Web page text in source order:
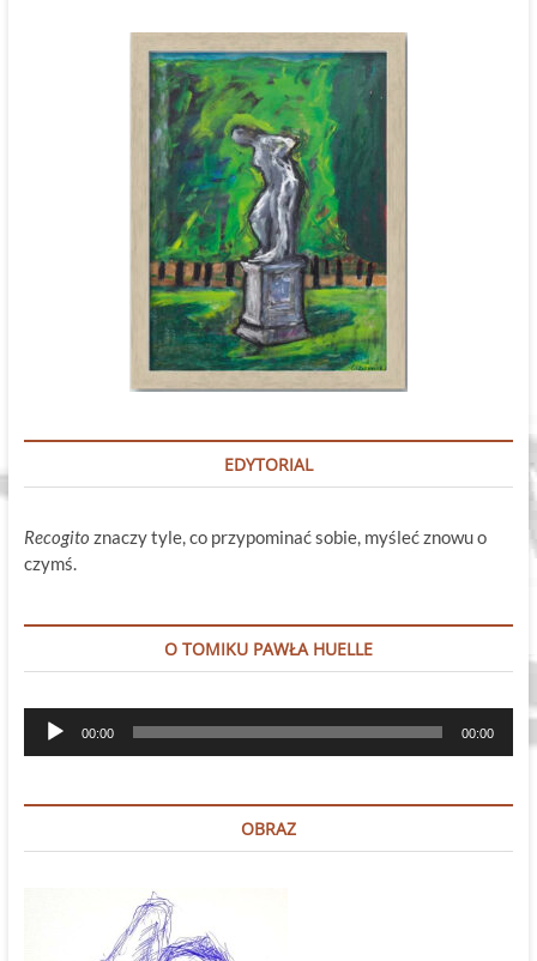
EDYTORIAL
Recogito znaczy tyle, co przypominać sobie, myśleć znowu o
czymś.
O TOMIKU PAWŁA HUELLE
Odtwarzacz
plików
00:00 00:00
OBRAZ